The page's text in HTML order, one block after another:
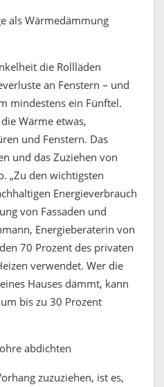
als Wärmedämmung
die Rollläden
an Fenstern – und
mindestens ein Fünftel.
Wärme etwas,
und Fenstern. Das
und das Zuziehen von
„Zu den wichtigsten
Energieverbrauch
von Fassaden und
Energieberaterin von
70 Prozent des privaten
verwendet. Wer die
Hauses dämmt, kann
bis zu 30 Prozent
abdichten
zuzuziehen, ist es,